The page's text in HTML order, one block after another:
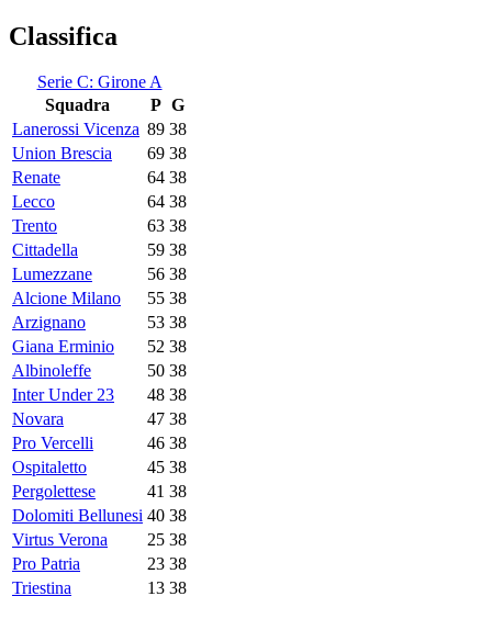
Classifica
Serie C: Girone A
Squadra
P G
Lanerossi Vicenza 89 38
Union Brescia
69 38
Renate
64 38
Lecco
64 38
Trento
63 38
Cittadella
59 38
Lumezzane
56 38
Alcione Milano
55 38
Arzignano
53 38
Giana Erminio
52 38
Albinoleffe
50 38
Inter Under 23
48 38
Novara
47 38
Pro Vercelli
46 38
Ospitaletto
45 38
Pergolettese
41 38
Dolomiti Bellunesi 40 38
Virtus Verona
25 38
Pro Patria
23 38
Triestina
13 38